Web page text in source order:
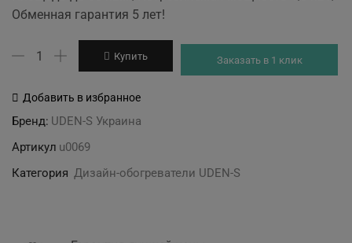
Обменная гарантия 5 лет!
Количество
Дизайн-
металлокерамический
"Хипстеры"
триптих
Купить Заказать в 1 клик
Добавить в избранное
Бренд: UDEN-S Украина
Артикул u0069
Категория Дизайн-обогреватели UDEN-S